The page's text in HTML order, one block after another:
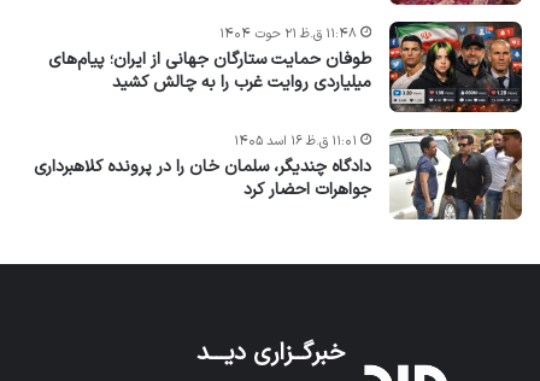
طوفان حمایت ستارگان جهانی از ایران؛ پیام‌های
میلیاردی روایت غرب را به چالش کشید
۱۱:۴۸ ق.ظ ۲۱ حوت ۱۴۰۴
دادگاه چندیگر، سلمان خان را در پرونده کلاهبرداری
جواهرات احضار کرد
۱۱:۰۱ ق.ظ ۱۶ اسد ۱۴۰۵
خبرگــزاری دیـــد